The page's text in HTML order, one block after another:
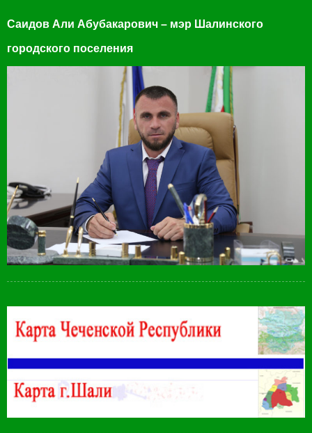
Саидов Али Абубакарович – мэр Шалинского
городского поселения